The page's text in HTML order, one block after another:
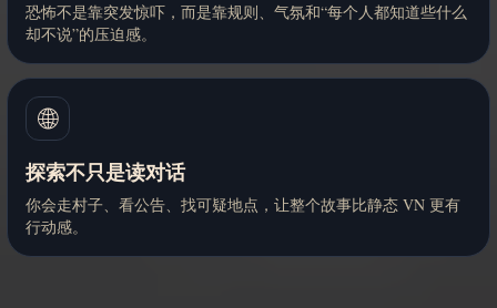
恐怖不是靠突发惊吓，而是靠规则、气氛和“每个人都知道些什么
却不说”的压迫感。
🌐
探索不只是读对话
你会走村子、看公告、找可疑地点，让整个故事比静态 VN 更有
行动感。